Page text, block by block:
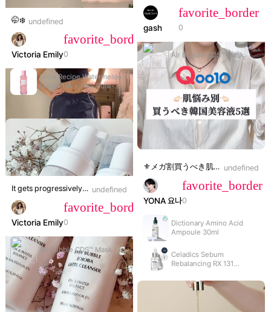
gash
favorite_border
0
Air Bubble CDS™ Mask
🤭❄️ undefined
Victoria Emily
favorite_border
0
Glow Recipe Watermelon
Glow PHA + BHA Pore-
Tight Toner 40ml
⚜️メガ割買うべき肌悩み別美容液⚜️ 終わる前参考して 是非トライしてみてね👍🏻 水分 ☑️dixionist アミノ酸アンプル 30ml ⇨プロフィールリンクご参考🔗 毛穴 ☑️make prem エンドポアベジチノールタイト二ングセラム 50ml 美白 ☑️anua ダークスポットセラム 30ml 保湿 ☑️ジェナベール スクワラン53保湿セラム 50ml ⇨プロフィールリンクご参考🔗 弾力 ☑️アロマティカ ローズマリー弾力アンプル 30ml undefined
YONA 요나
favorite_border
0
Dictionary Amino Acid
Ampoule 30ml
Celadics Sebum
Rebalancing RX 131
It gets progressively worse but play along in the comments😍 - - undefined
Victoria Emily
favorite_border
0
Air Bubble CDS™ Mask
NaN:NaN